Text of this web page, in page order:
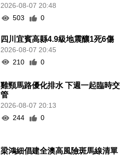
2026-08-07 20:48
503
0
四川宜賓高縣4.9級地震釀1死6傷
2026-08-07 20:45
210
0
雞頸馬路優化排水 下週一起臨時交
管
2026-08-07 20:13
244
0
梁鴻細倡建全澳高風險斑馬線清單